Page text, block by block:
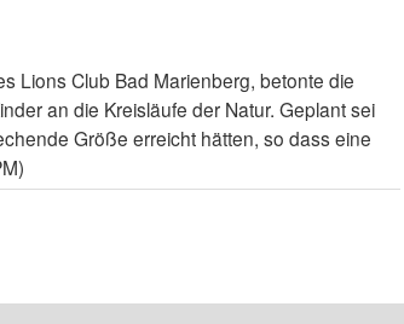
Lions Club Bad Marienberg, betonte die
an die Kreisläufe der Natur. Geplant sei
Größe erreicht hätten, so dass eine